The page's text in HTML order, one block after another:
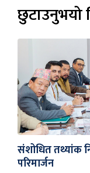
छुटाउनुभयो
संशोधित तथ्यांक
परिमार्जन